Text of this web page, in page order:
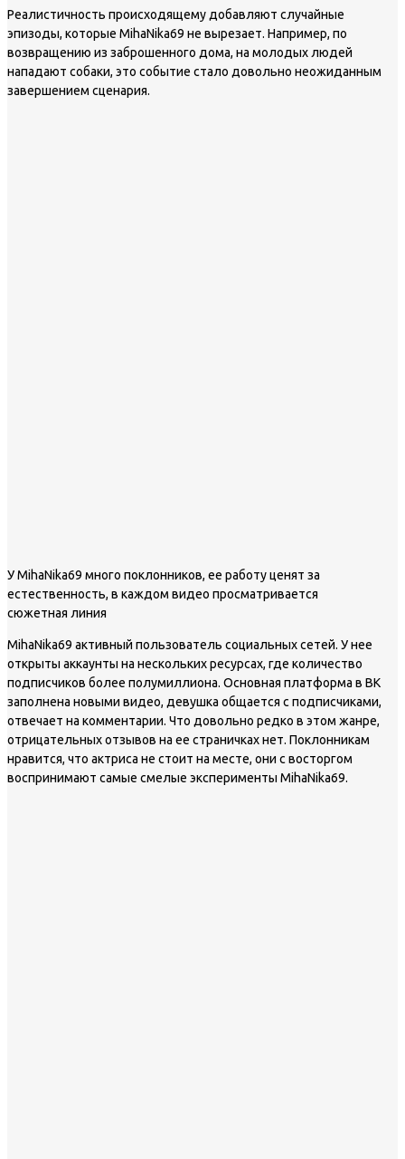
Реалистичность происходящему добавляют случайные
эпизоды, которые MihaNika69 не вырезает. Например, по
возвращению из заброшенного дома, на молодых людей
нападают собаки, это событие стало довольно неожиданным
завершением сценария.
У MihaNika69 много поклонников, ее работу ценят за
естественность, в каждом видео просматривается
сюжетная линия
MihaNika69 активный пользователь социальных сетей. У нее
открыты аккаунты на нескольких ресурсах, где количество
подписчиков более полумиллиона. Основная платформа в ВК
заполнена новыми видео, девушка общается с подписчиками,
отвечает на комментарии. Что довольно редко в этом жанре,
отрицательных отзывов на ее страничках нет. Поклонникам
нравится, что актриса не стоит на месте, они с восторгом
воспринимают самые смелые эксперименты MihaNika69.